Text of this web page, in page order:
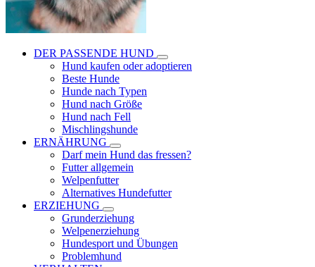
DER PASSENDE HUND
Hund kaufen oder adoptieren
Beste Hunde
Hunde nach Typen
Hund nach Größe
Hund nach Fell
Mischlingshunde
ERNÄHRUNG
Darf mein Hund das fressen?
Futter allgemein
Welpenfutter
Alternatives Hundefutter
ERZIEHUNG
Grunderziehung
Welpenerziehung
Hundesport und Übungen
Problemhund